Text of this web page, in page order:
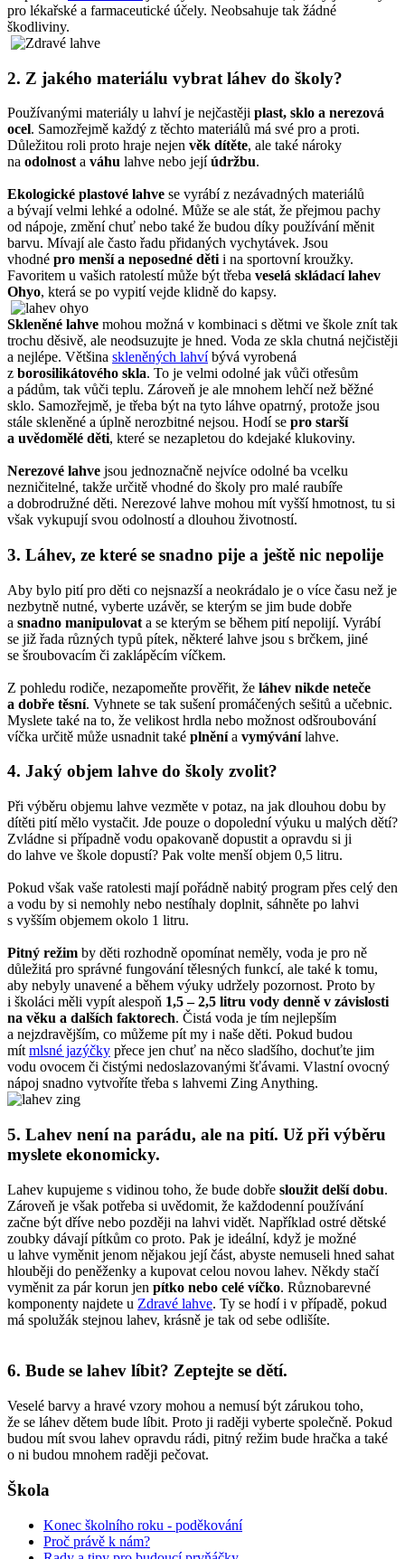
pro lékařské a farmaceutické účely. Neobsahuje tak žádné
škodliviny.
2. Z jakého materiálu vybrat láhev do školy?
Používanými materiály u lahví je nejčastěji plast, sklo a nerezová
ocel. Samozřejmě každý z těchto materiálů má své pro a proti.
Důležitou roli proto hraje nejen věk dítěte, ale také nároky
na odolnost a váhu lahve nebo jejíúdržbu.
Ekologické plastové lahve se vyrábí z nezávadných materiálů
a bývají velmi lehké a odolné. Může se ale stát, že přejmou pachy
od nápoje, změní chuť nebo také že budou díky používání měnit
barvu. Mívají ale často řadu přidaných vychytávek. Jsou
vhodné pro menší a neposedné děti i na sportovní kroužky.
Favoritem u vašich ratolestí může být třeba veselá skládací lahev
Ohyo, která se po vypití vejde klidně do kapsy.
Skleněné lahve mohou možná v kombinaci s dětmi ve škole znít tak
trochu děsivě, ale neodsuzujte je hned. Voda ze skla chutná nejčistěji
a nejlépe. Většina skleněných lahvíbývá vyrobená
z borosilikátového skla. To je velmi odolné jak vůči otřesům
a pádům, tak vůči teplu. Zároveň je ale mnohem lehčí než běžné
sklo. Samozřejmě, je třeba být na tyto láhve opatrný, protože jsou
stále skleněné a úplně nerozbitné nejsou. Hodí se pro starší
a uvědomělé děti, které se nezapletou do kdejaké klukoviny.
Nerezové lahve jsou jednoznačně nejvíce odolné ba vcelku
nezničitelné, takže určitě vhodné do školy pro malé raubíře
a dobrodružné děti. Nerezové lahve mohou mít vyšší hmotnost, tu si
však vykupují svou odolností a dlouhou životností.
3. Láhev, ze které se snadno pije a ještě nic nepolije
Aby bylo pití pro děti co nejsnazší a neokrádalo je o více času než je
nezbytně nutné, vyberte uzávěr, se kterým se jim bude dobře
a snadno manipulovat a se kterým se během pití nepolijí. Vyrábí
se již řada různých typů pítek, některé lahve jsou s brčkem, jiné
se šroubovacím či zaklápěcím víčkem.
Z pohledu rodiče, nezapomeňte prověřit, že láhev nikde neteče
a dobře těsní. Vyhnete se tak sušení promáčených sešitů a učebnic.
Myslete také na to, že velikost hrdla nebo možnost odšroubování
víčka určitě může usnadnit také plněnía vymývánílahve.
4. Jaký objem lahve do školy zvolit?
Při výběru objemu lahve vezměte v potaz, na jak dlouhou dobu by
dítěti pití mělo vystačit. Jde pouze o dopolední výuku u malých dětí?
Zvládne si případně vodu opakovaně dopustit a opravdu si ji
do lahve ve škole dopustí? Pak volte menší objem 0,5 litru.
Pokud však vaše ratolesti mají pořádně nabitý program přes celý den
a vodu by si nemohly nebo nestíhaly doplnit, sáhněte po lahvi
s vyšším objemem okolo 1 litru.
Pitný režim by děti rozhodně opomínat neměly, voda je pro ně
důležitá pro správné fungování tělesných funkcí, ale také k tomu,
aby nebyly unavené a během výuky udržely pozornost. Proto by
i školáci měli vypít alespoň 1,5 – 2,5 litru vody denně v závislosti
na věku a dalších faktorech. Čistá voda je tím nejlepším
a nejzdravějším, co můžeme pít my i naše děti. Pokud budou
mít mlsné jazýčky přece jen chuť na něco sladšího, dochuťte jim
vodu ovocem či čistými nedoslazovanými šťávami. Vlastní ovocný
nápoj snadno vytvoříte třeba s lahvemi Zing Anything.
5. Lahev není na parádu, ale na pití. Už při výběru
myslete ekonomicky.
Lahev kupujeme s vidinou toho, že bude dobře sloužit delší dobu.
Zároveň je však potřeba si uvědomit, že každodenní používání
začne být dříve nebo později na lahvi vidět. Například ostré dětské
zoubky dávají pítkům co proto. Pak je ideální, když je možné
u lahve vyměnit jenom nějakou její část, abyste nemuseli hned sahat
hlouběji do peněženky a kupovat celou novou lahev. Někdy stačí
vyměnit za pár korun jen pítko nebo celé víčko. Různobarevné
komponenty najdete u Zdravé lahve. Ty se hodí i v případě, pokud
má spolužák stejnou lahev, krásně je tak od sebe odlišíte.
6. Bude se lahev líbit? Zeptejte se dětí.
Veselé barvy a hravé vzory mohou a nemusí být zárukou toho,
že se láhev dětem bude líbit. Proto ji raději vyberte společně. Pokud
budou mít svou lahev opravdu rádi, pitný režim bude hračka a také
o ni budou mnohem raději pečovat.
Škola
Konec školního roku - poděkování
Proč právě k nám?